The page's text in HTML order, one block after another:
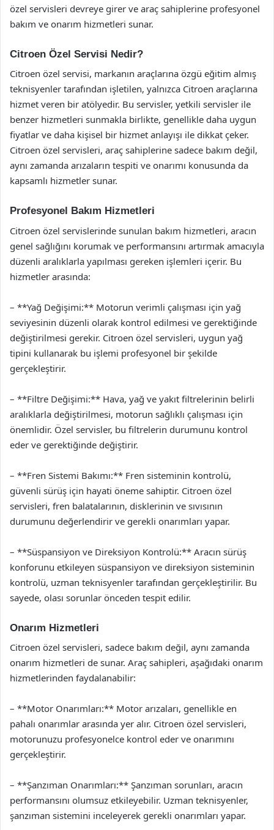
özel servisleri devreye girer ve araç sahiplerine profesyonel
bakım ve onarım hizmetleri sunar.
Citroen Özel Servisi Nedir?
Citroen özel servisi, markanın araçlarına özgü eğitim almış
teknisyenler tarafından işletilen, yalnızca Citroen araçlarına
hizmet veren bir atölyedir. Bu servisler, yetkili servisler ile
benzer hizmetleri sunmakla birlikte, genellikle daha uygun
fiyatlar ve daha kişisel bir hizmet anlayışı ile dikkat çeker.
Citroen özel servisleri, araç sahiplerine sadece bakım değil,
aynı zamanda arızaların tespiti ve onarımı konusunda da
kapsamlı hizmetler sunar.
Profesyonel Bakım Hizmetleri
Citroen özel servislerinde sunulan bakım hizmetleri, aracın
genel sağlığını korumak ve performansını artırmak amacıyla
düzenli aralıklarla yapılması gereken işlemleri içerir. Bu
hizmetler arasında:
– **Yağ Değişimi:** Motorun verimli çalışması için yağ
seviyesinin düzenli olarak kontrol edilmesi ve gerektiğinde
değiştirilmesi gerekir. Citroen özel servisleri, uygun yağ
tipini kullanarak bu işlemi profesyonel bir şekilde
gerçekleştirir.
– **Filtre Değişimi:** Hava, yağ ve yakıt filtrelerinin belirli
aralıklarla değiştirilmesi, motorun sağlıklı çalışması için
önemlidir. Özel servisler, bu filtrelerin durumunu kontrol
eder ve gerektiğinde değiştirir.
– **Fren Sistemi Bakımı:** Fren sisteminin kontrolü,
güvenli sürüş için hayati öneme sahiptir. Citroen özel
servisleri, fren balatalarının, disklerinin ve sıvısının
durumunu değerlendirir ve gerekli onarımları yapar.
– **Süspansiyon ve Direksiyon Kontrolü:** Aracın sürüş
konforunu etkileyen süspansiyon ve direksiyon sisteminin
kontrolü, uzman teknisyenler tarafından gerçekleştirilir. Bu
sayede, olası sorunlar önceden tespit edilir.
Onarım Hizmetleri
Citroen özel servisleri, sadece bakım değil, aynı zamanda
onarım hizmetleri de sunar. Araç sahipleri, aşağıdaki onarım
hizmetlerinden faydalanabilir:
– **Motor Onarımları:** Motor arızaları, genellikle en
pahalı onarımlar arasında yer alır. Citroen özel servisleri,
motorunuzu profesyonelce kontrol eder ve onarımını
gerçekleştirir.
– **Şanzıman Onarımları:** Şanzıman sorunları, aracın
performansını olumsuz etkileyebilir. Uzman teknisyenler,
şanzıman sistemini inceleyerek gerekli onarımları yapar.